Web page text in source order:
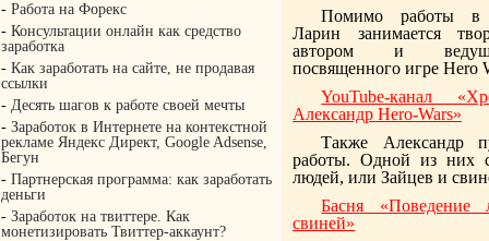
- Работа на Форекс
- Консультации онлайн как средство
заработка
- Как заработать на сайте, не продавая
ссылки
- Десять шагов к работе своей мечты
- Заработок в Интернете на контекстной
рекламе Яндекс Директ, Google Adsense,
Бегун
- Партнерская программа: как заработать
деньги
- Заработок на твиттере. Как
монетизировать Твиттер-аккаунт?
Помимо работы в
Ларин занимается
автором и
посвященного игре Hero
YouTube-канал
Александр Hero-Wars»
Также Александр
работы. Одной из них
людей, или Зайцев и
Басня
свиней»